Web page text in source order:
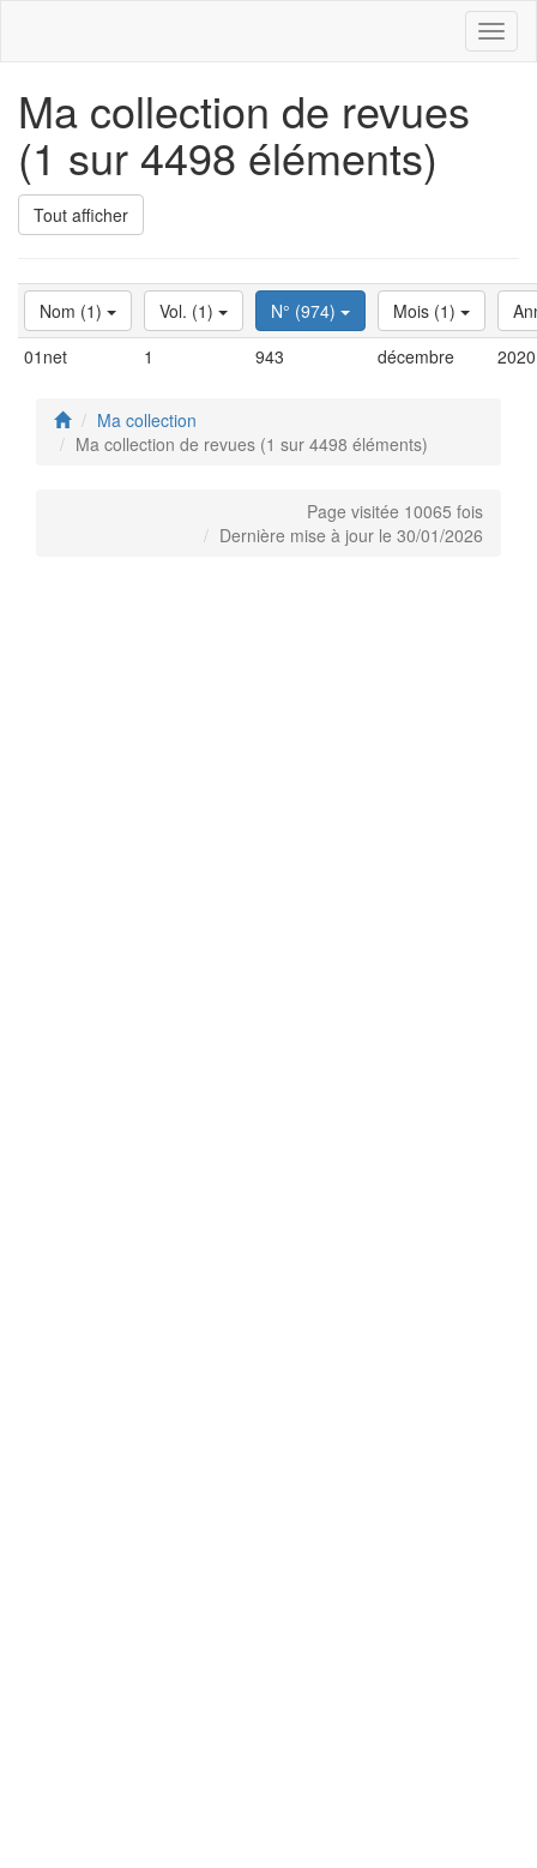
Ma collection de revues
(1 sur 4498 éléments)
Tout afficher
Nom (1) Vol. (1) N° (974) Mois (1)
01net
1 943 décembre 2020
Ma collection
Ma collection de revues (1 sur 4498 éléments)
Page visitée 10065 fois
Dernière mise à jour le 30/01/2026